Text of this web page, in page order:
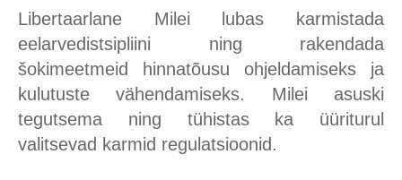
Libertaarlane Milei lubas karmistada
eelarvedistsipliini ning rakendada
šokimeetmeid hinnatõusu ohjeldamiseks ja
kulutuste vähendamiseks. Milei asuski
tegutsema ning tühistas ka üüriturul
valitsevad karmid regulatsioonid.